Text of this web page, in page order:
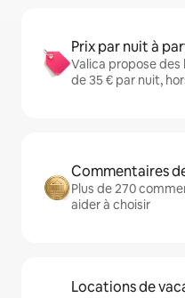
Prix par nuit à
Valica propose
de 35 € par nuit,
Commentaires
Plus de 270
aider à choisir
Locations de